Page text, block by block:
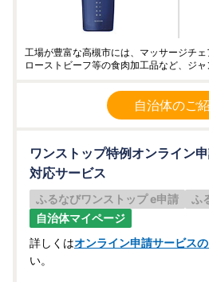
工場が豊富な高槻市には、マッサージチェ
ローストビーフ等の食肉加工品など、ジ
自治体のご
ワンストップ特例オンライン
対応サービス
ふるなびワンストップ e申請
ふ
自治体マイページ
詳しくはオンライン申請サービス
い。